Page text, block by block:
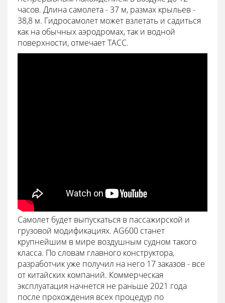
часов. Длина самолета - 37 м, размах крыльев -
38,8 м. Гидросамолет может взлетать и садиться
как на обычных аэродромах, так и водной
поверхности, отмечает ТАСС.
Самолет будет выпускаться в пассажирской и
грузовой модификациях. AG600 станет
крупнейшим в мире воздушным судном такого
класса. По словам главного конструктора,
разработчик уже получил на него 17 заказов - все
от китайских компаний. Коммерческая
эксплуатация начнется не раньше 2021 года
после прохождения всех процедур по